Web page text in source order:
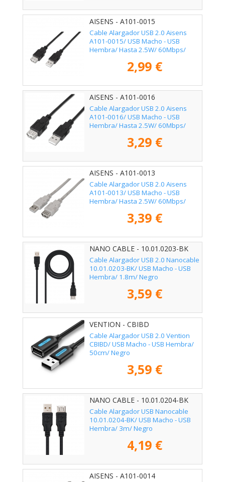
AISENS - A101-0015
Cable Alargador USB 2.0 Aisens
A101-0015/ USB Macho - USB
Hembra/ Hasta 2.5W/ 60Mbps/
2,99 €
AISENS - A101-0016
Cable Alargador USB 2.0 Aisens
A101-0016/ USB Macho - USB
Hembra/ Hasta 2.5W/ 60Mbps/
3,29 €
AISENS - A101-0013
Cable Alargador USB 2.0 Aisens
A101-0013/ USB Macho - USB
Hembra/ Hasta 2.5W/ 60Mbps/
3,39 €
NANO CABLE - 10.01.0203-BK
Cable Alargador USB 2.0 Nanocable
10.01.0203-BK/ USB Macho - USB
Hembra/ 1.8m/ Negro
3,59 €
VENTION - CBIBD
Cable Alargador USB 2.0 Vention
CBIBD/ USB Macho - USB Hembra/
50cm/ Negro
3,59 €
NANO CABLE - 10.01.0204-BK
Cable Alargador USB Nanocable
10.01.0204-BK/ USB Macho - USB
Hembra/ 3m/ Negro
4,19 €
AISENS - A101-0014